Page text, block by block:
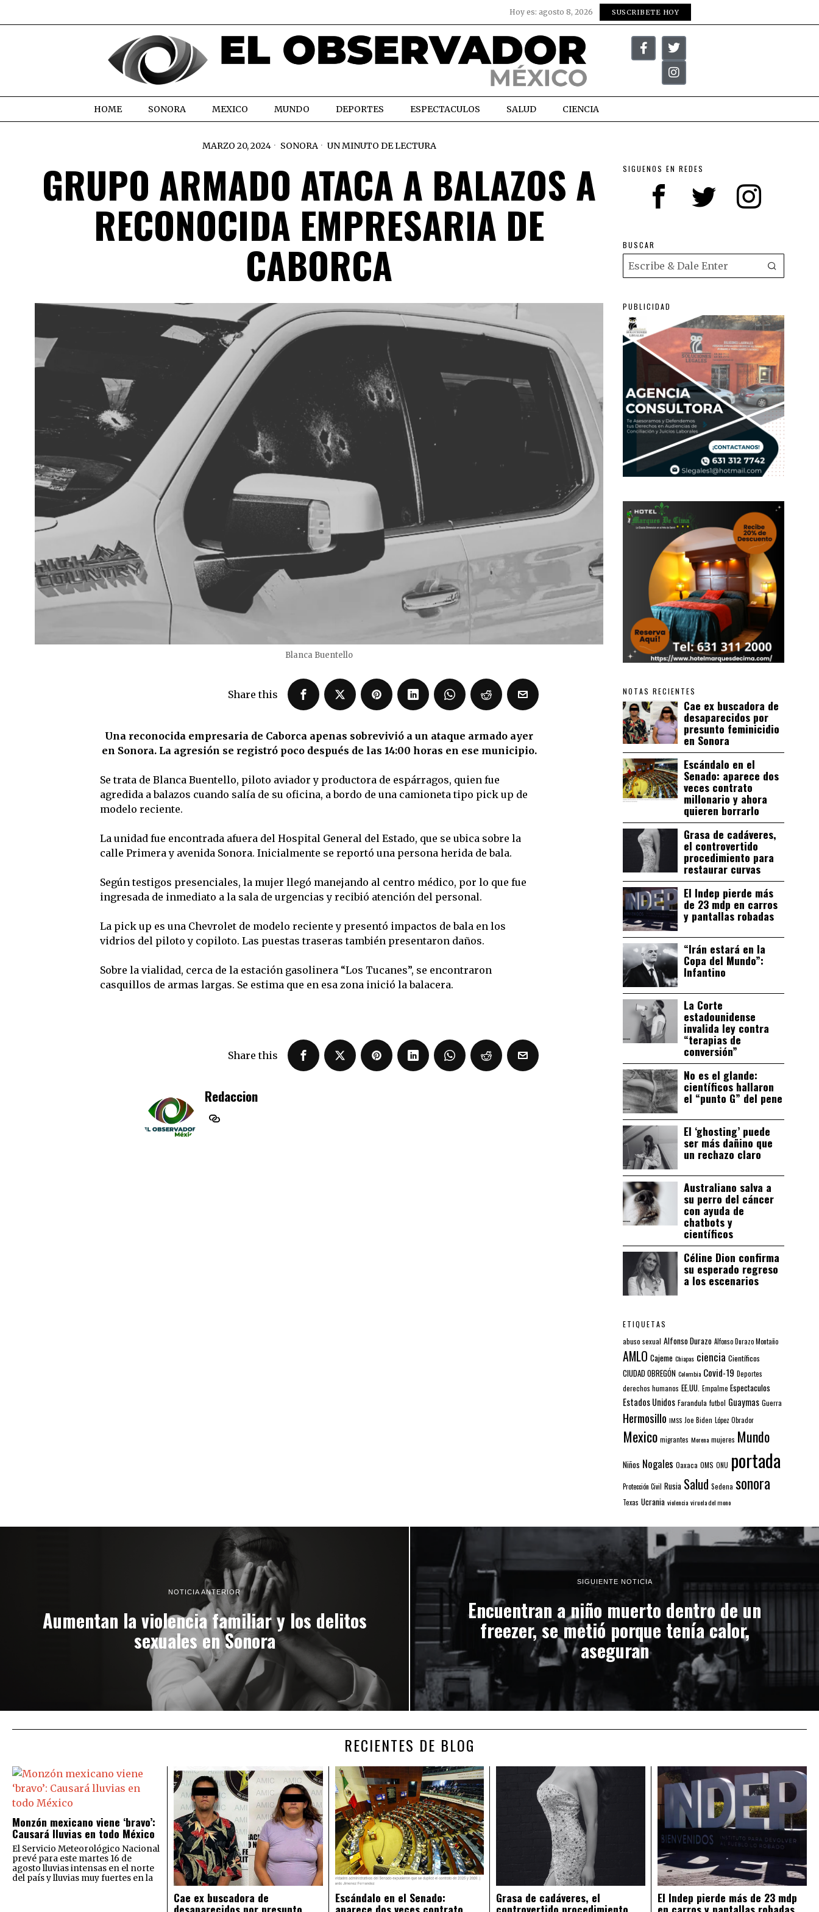
Hoy es: agosto 8, 2026 SUSCRIBETE HOY
HOME SONORA MEXICO MUNDO DEPORTES ESPECTACULOS SALUD CIENCIA
MARZO 20, 2024 SONORA UN MINUTO DE LECTURA
GRUPO ARMADO ATACA A BALAZOS A
RECONOCIDA EMPRESARIA DE
CABORCA
Blanca Buentello
Share this
Una reconocida empresaria de Caborca apenas sobrevivió a un ataque armado ayer
en Sonora. La agresión se registró poco después de las 14:00 horas en ese municipio.
Se trata de Blanca Buentello, piloto aviador y productora de espárragos, quien fue
agredida a balazos cuando salía de su oficina, a bordo de una camioneta tipo pick up de
modelo reciente.
La unidad fue encontrada afuera del Hospital General del Estado, que se ubica sobre la
calle Primera y avenida Sonora. Inicialmente se reportó una persona herida de bala.
Según testigos presenciales, la mujer llegó manejando al centro médico, por lo que fue
ingresada de inmediato a la sala de urgencias y recibió atención del personal.
La pick up es una Chevrolet de modelo reciente y presentó impactos de bala en los
vidrios del piloto y copiloto. Las puestas traseras también presentaron daños.
Sobre la vialidad, cerca de la estación gasolinera “Los Tucanes”, se encontraron
casquillos de armas largas. Se estima que en esa zona inició la balacera.
Share this
Redaccion
SIGUENOS EN REDES
BUSCAR
PUBLICIDAD
NOTAS RECIENTES
Cae ex buscadora de
desaparecidos por
presunto feminicidio
en Sonora
Escándalo en el
Senado: aparece dos
veces contrato
millonario y ahora
quieren borrarlo
Grasa de cadáveres,
el controvertido
procedimiento para
restaurar curvas
El Indep pierde más
de 23 mdp en carros
y pantallas robadas
“Irán estará en la
Copa del Mundo”:
Infantino
La Corte
estadounidense
invalida ley contra
“terapias de
conversión”
No es el glande:
científicos hallaron
el “punto G” del pene
El ‘ghosting’ puede
ser más dañino que
un rechazo claro
Australiano salva a
su perro del cáncer
con ayuda de
chatbots y
científicos
Céline Dion confirma
su esperado regreso
a los escenarios
ETIQUETAS
abuso sexual Alfonso Durazo Alfonso Durazo Montaño
AMLO Cajeme Chiapas ciencia Científicos
CIUDAD OBREGÓN Colombia Covid-19 Deportes
derechos humanos EE.UU. Empalme Espectaculos
Estados Unidos Farandula futbol Guaymas Guerra
Hermosillo IMSS Joe Biden López Obrador
Mexico migrantes Morena mujeres Mundo
Niños Nogales Oaxaca OMS ONU portada
Protección Civil Rusia Salud Sedena sonora
Texas Ucrania violencia viruela del mono
NOTICIA ANTERIOR
Aumentan la violencia familiar y los delitos
sexuales en Sonora
SIGUIENTE NOTICIA
Encuentran a niño muerto dentro de un
freezer, se metió porque tenía calor,
aseguran
RECIENTES DE BLOG
Monzón mexicano viene ‘bravo’:
Causará lluvias en todo México
El Servicio Meteorológico Nacional
prevé para este martes 16 de
agosto lluvias intensas en el norte
del país y lluvias muy fuertes en la
Cae ex buscadora de
desaparecidos por presunto
Escándalo en el Senado:
aparece dos veces contrato
Grasa de cadáveres, el
controvertido procedimiento
El Indep pierde más de 23 mdp
en carros y pantallas robadas